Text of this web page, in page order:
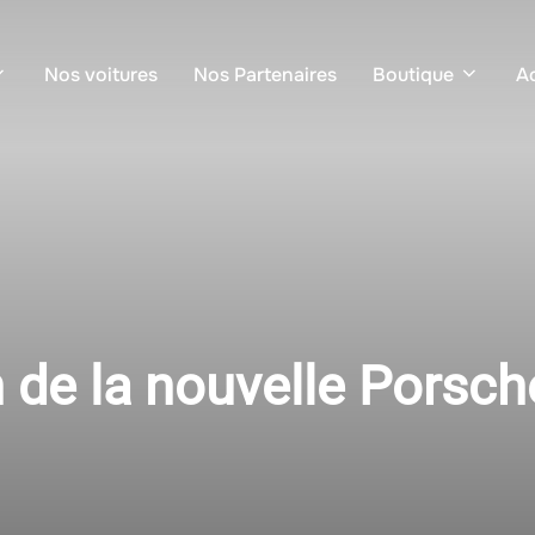
Nos voitures Nos Partenaires Boutique
la nouvelle